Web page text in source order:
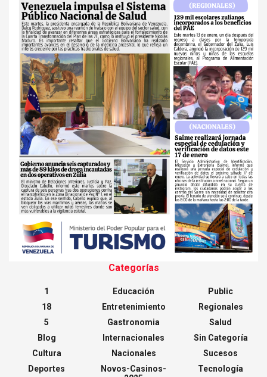
Categorías
1
18
5
Blog
Cultura
Deportes
Educación
Entretenimiento
Gastronomia
Internacionales
Nacionales
Novos-Casinos-
Public
Regionales
Salud
Sin Categoría
Sucesos
Tecnología